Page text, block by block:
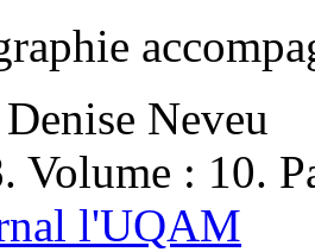
Neveu
Volume : 10.
l'UQAM